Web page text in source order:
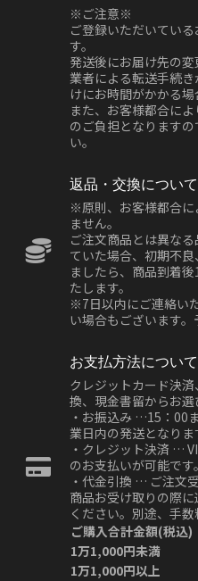
※ご注意※
ご登録いただいてい
す。
発送後にお届け先の
業者による転送手続
けにお時間がかかる場
また、お客様都合に
のご負担となります
い。
返品・交換について
※原則、お客様都合に
ません。
ご注文商品とは異な
ていた場合、初期不
ましたら、商品到着
たします。
※7日以内にご連絡い
い場合もございます。
お支払方法について
クレジットカード決
換、現金書留からお選
・お振込み …15：00
業日内の発送となりま
・クレジット決済 …
のお支払いが可能です。
・代金引換 … ご注文
商品お受け取りの際
ください。別途、手数
ご購入合計金額(税込)
1万1,000円未満
1万1,000円以上